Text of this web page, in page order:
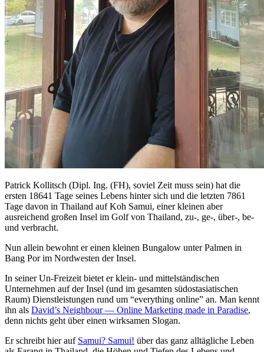
Patrick Kollitsch (Dipl. Ing. (FH), soviel Zeit muss sein) hat die
ersten 18641 Tage seines Lebens hinter sich und die letzten 7861
Tage davon in Thailand auf Koh Samui, einer kleinen aber
ausreichend großen Insel im Golf von Thailand, zu-, ge-, über-, be-
und verbracht.
Nun allein bewohnt er einen kleinen Bungalow unter Palmen in
Bang Por im Nordwesten der Insel.
In seiner Un-Freizeit bietet er klein- und mittelständischen
Unternehmen auf der Insel (und im gesamten südostasiatischen
Raum) Dienstleistungen rund um “everything online” an. Man kennt
ihn als David’s Neighbour — Online Marketing made in Paradise,
denn nichts geht über einen wirksamen Slogan.
Er schreibt hier auf Samui? Samui! über das ganz alltägliche Leben